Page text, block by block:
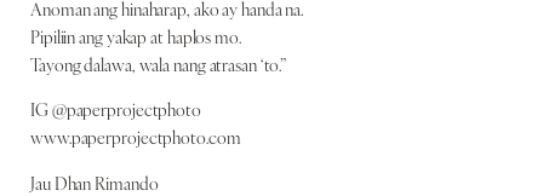
Anoman ang hinaharap, ako ay handa na.
Pipiliin ang yakap at haplos mo.
Tayong dalawa, wala nang atrasan ‘to.”
IG @paperprojectphoto
www.paperprojectphoto.com
Jau Dhan Rimando